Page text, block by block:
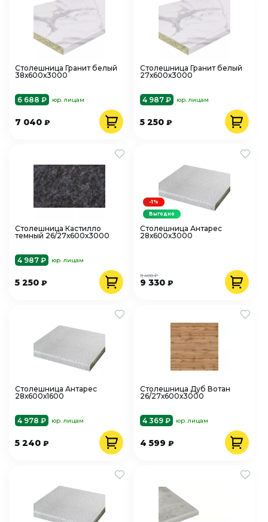
Столешница Гранит белый
38х600х3000
6 688 ₽ юр. лицам
7 040 ₽
Столешница Гранит белый
27х600х3000
4 987 ₽ юр. лицам
5 250₽
Столешница Кастилло
темный 26/27х600х3000
4 987 ₽ юр. лицам
5 250 ₽
Столешница Антарес
28х600х3000
9 330₽
9 400 ₽
-1%
Выгодно
Столешница Антарес
28х600х1600
4 978 ₽ юр. лицам
5 240 ₽
Столешница Дуб Вотан
26/27х600х3000
4 369 ₽ юр. лицам
4 599₽